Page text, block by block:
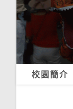
校園簡介